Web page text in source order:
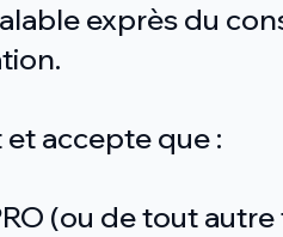
exprès du
accepte que :
(ou de tout